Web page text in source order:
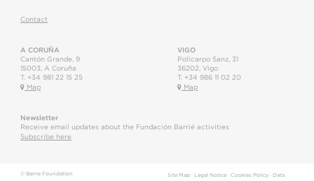
Contact
A CORUÑA
Cantón Grande, 9
15003
A Coruña
T. +34 981 22 15 25
Map
VIGO
Policarpo Sanz, 31
36202 Vigo
T. +34 986 11 02 20
Map
Newsletter
Receive email updates about the Fundación Barrié activities
Subscribe here
© Barrie Foundation Site Map· Legal Notice· Cookies Policy· Data